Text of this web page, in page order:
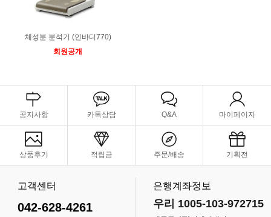
체성분 분석기 (인바디770)
회원공개
공지사항 카톡상담 Q&A 마이페이지
상품후기 적립금 주문/배송 기획전
고객센터
042-628-4261
은행계좌정보
우리 1005-103-972715